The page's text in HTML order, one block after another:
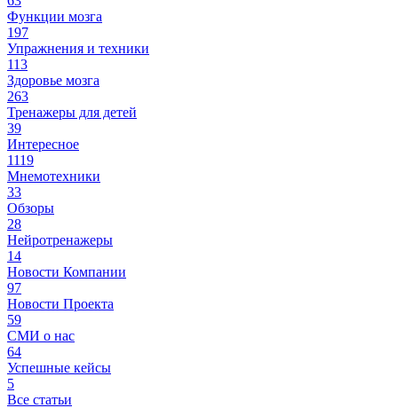
Функции мозга
197
Упражнения и техники
113
Здоровье мозга
263
Тренажеры для детей
39
Интересное
1119
Мнемотехники
33
Обзоры
28
Нейротренажеры
14
Новости Компании
97
Новости Проекта
59
СМИ о нас
64
Успешные кейсы
5
Все статьи